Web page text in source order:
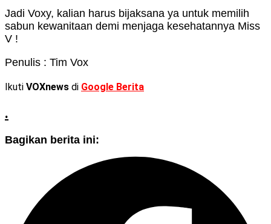
Jadi Voxy, kalian harus bijaksana ya untuk memilih
sabun kewanitaan demi menjaga kesehatannya Miss
V !
Penulis : Tim Vox
Ikuti VOXnews di Google Berita
.
Bagikan berita ini: